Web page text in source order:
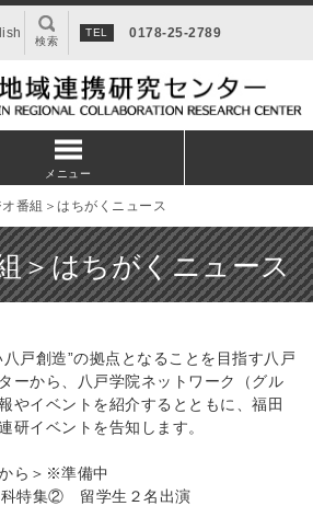
0178-25-2789
検索
メニュー
オ番組＞はちがくニュース
＞はちがくニュース
戸創造”の拠点となることを目指す八戸
ーから、八戸学院ネットワーク（グル
やイベントを紹介するとともに、福田
研イベントを告知します。
ら＞※準備中
特集② 留学生２名出演